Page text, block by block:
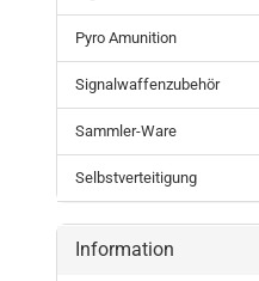
Pyro Amunition
Signalwaffenzubehör
Sammler-Ware
Selbstverteitigung
Information